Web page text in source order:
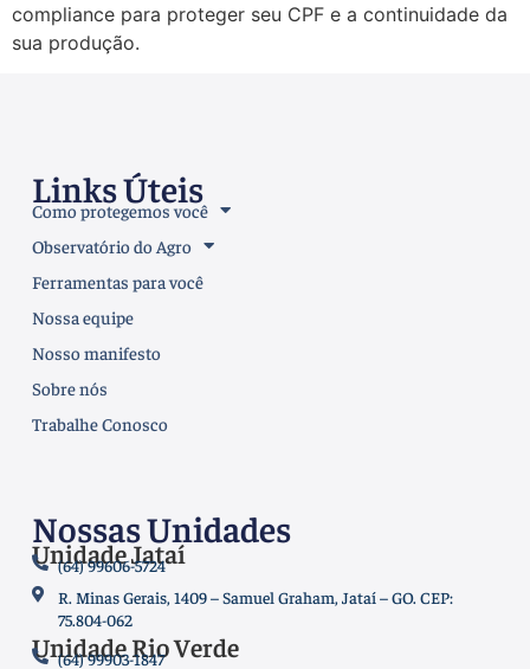
compliance para proteger seu CPF e a continuidade da
sua produção.
Links Úteis
Como protegemos você
Observatório do Agro
Ferramentas para você
Nossa equipe
Nosso manifesto
Sobre nós
Trabalhe Conosco
Nossas Unidades
Unidade Jataí
(64) 99606-5724
R. Minas Gerais, 1409 – Samuel Graham, Jataí – GO. CEP:
75.804-062
Unidade Rio Verde
(64) 99903-1847